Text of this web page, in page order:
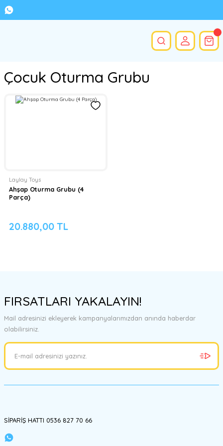
Çocuk Oturma Grubu
Laylay Toys
Ahşap Oturma Grubu (4
Parça)
20.880,00 TL
FIRSATLARI YAKALAYIN!
Mail adresinizi ekleyerek kampanyalarımızdan anında haberdar
olabilirsiniz.
SİPARİŞ HATTI 0536 827 70 66